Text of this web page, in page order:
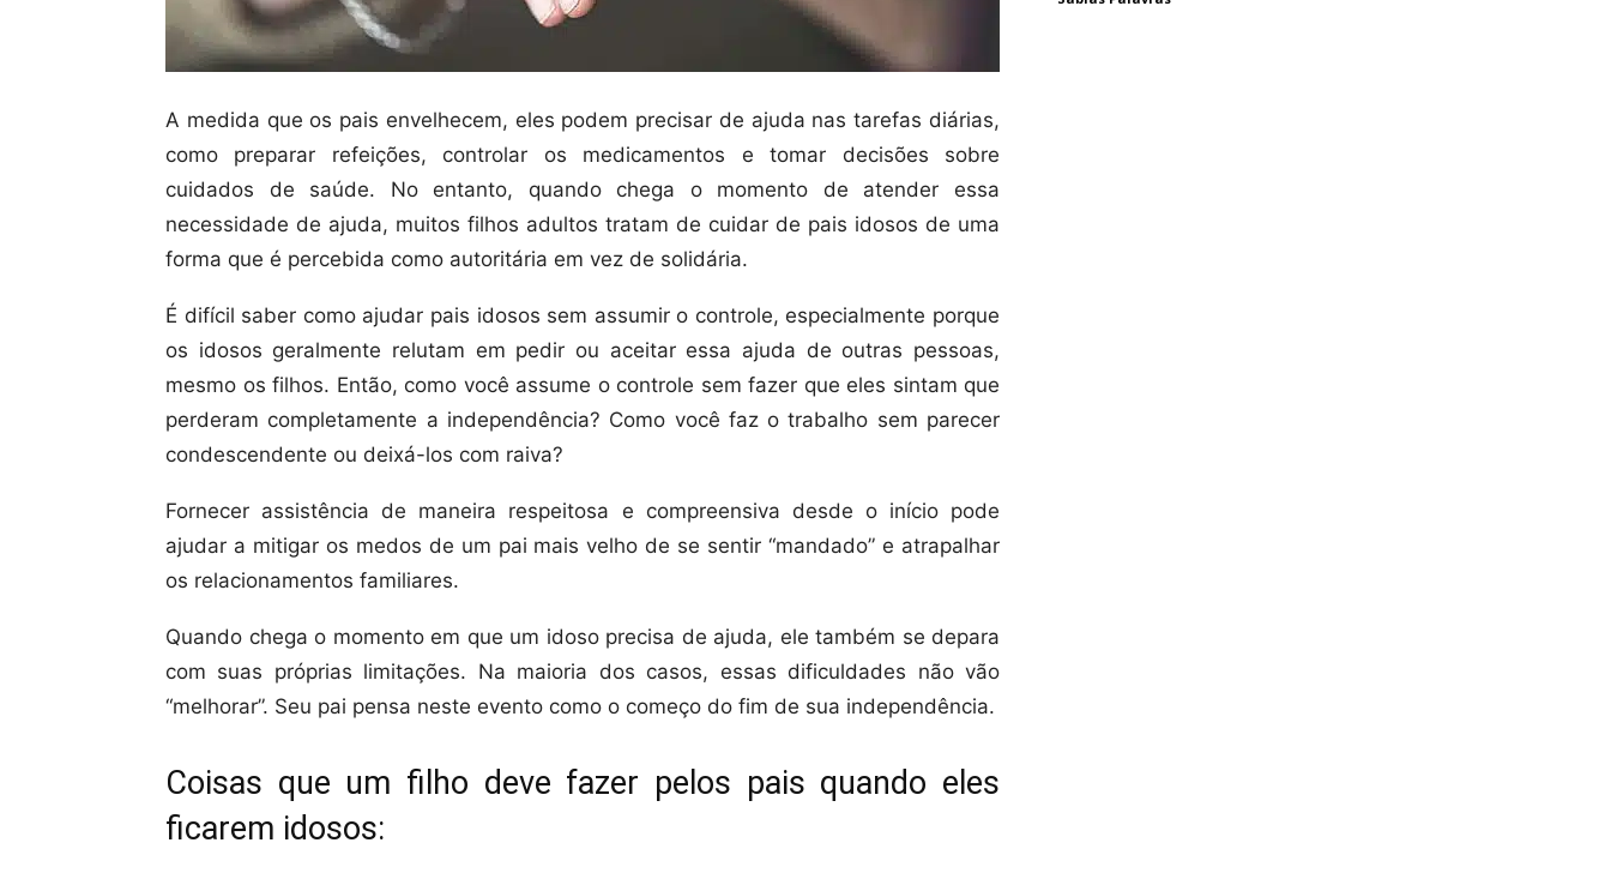
A medida que os pais envelhecem, eles podem precisar de ajuda nas tarefas diárias,
como preparar refeições, controlar os medicamentos e tomar decisões sobre
cuidados de saúde. No entanto, quando chega o momento de atender essa
necessidade de ajuda, muitos filhos adultos tratam de cuidar de pais idosos de uma
forma que é percebida como autoritária em vez de solidária.
É difícil saber como ajudar pais idosos sem assumir o controle, especialmente porque
os idosos geralmente relutam em pedir ou aceitar essa ajuda de outras pessoas,
mesmo os filhos. Então, como você assume o controle sem fazer que eles sintam que
perderam completamente a independência? Como você faz o trabalho sem parecer
condescendente ou deixá-los com raiva?
Fornecer assistência de maneira respeitosa e compreensiva desde o início pode
ajudar a mitigar os medos de um pai mais velho de se sentir “mandado” e atrapalhar
os relacionamentos familiares.
Quando chega o momento em que um idoso precisa de ajuda, ele também se depara
com suas próprias limitações. Na maioria dos casos, essas dificuldades não vão
“melhorar”. Seu pai pensa neste evento como o começo do fim de sua independência.
Coisas que um filho deve fazer pelos pais quando eles
ficarem idosos: